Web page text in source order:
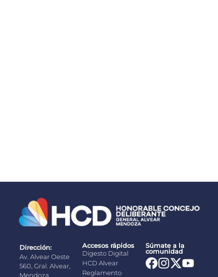
Dirección:
Av. Alvear Oeste
560, Gral. Alvear,
Mendoza
Accesos rápidos
Digesto Digital
HCD Alvear
Reglamento
Súmate a la
comunidad